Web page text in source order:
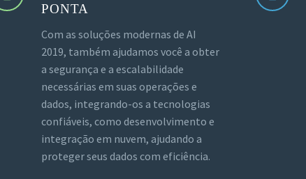
PONTA
Com as soluções modernas de AI
2019, também ajudamos você a obter
a segurança e a escalabilidade
necessárias em suas operações e
dados, integrando-os a tecnologias
confiáveis, como desenvolvimento e
integração em nuvem, ajudando a
proteger seus dados com eficiência.